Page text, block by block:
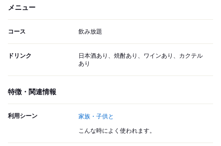
メニュー
コース 飲み放題
ドリンク
日本酒あり、焼酎あり、ワインあり、カクテル
あり
特徴・関連情報
利用シーン 家族・子供と
こんな時によく使われます。